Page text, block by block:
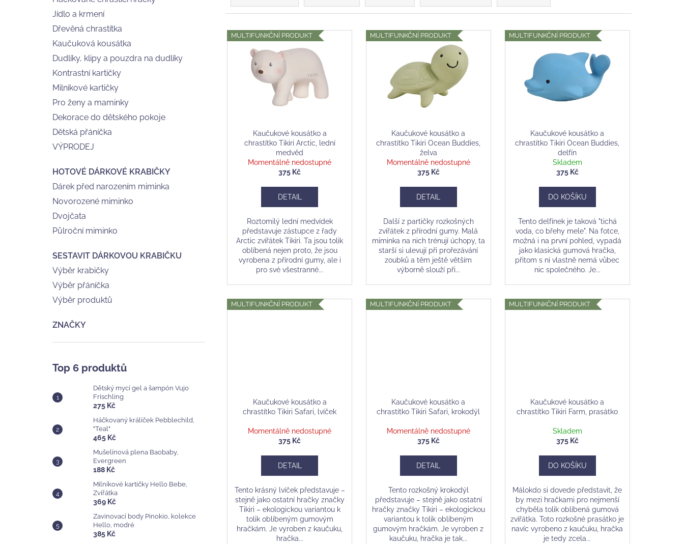
Jídlo a krmení
Dřevěná chrastítka
Kaučuková kousátka
Dudlíky, klipy a pouzdra na dudlíky
Kontrastní kartičky
Milníkové kartičky
Pro ženy a maminky
Dekorace do dětského pokoje
Dětská přáníčka
VÝPRODEJ
HOTOVÉ DÁRKOVÉ KRABIČKY
Dárek před narozením miminka
Novorozené miminko
Dvojčata
Půlroční miminko
SESTAVIT DÁRKOVOU KRABIČKU
Výběr krabičky
Výběr přáníčka
Výběr produktů
ZNAČKY
Top 6 produktů
Dětský mycí gel a šampón Vujo
Frischling
275 Kč
Háčkovaný králíček Pebblechild,
"Teal"
465 Kč
Mušelínová plena Baobaby,
Evergreen
188 Kč
Milníkové kartičky Hello Bebe,
Zvířátka
369 Kč
Zavinovací body Pinokio, kolekce
Hello, modré
385 Kč
z
n
V
ýMULTIFUNKČNÍ PRODUKT
Kaučukové kousátko a
chrastítko Tikiri Arctic, lední
medvěd
Momentálně nedostupné
375 Kč
DETAIL
Roztomilý lední medvídek
představuje zástupce z řady
Arctic zvířátek Tikiri. Ta jsou tolik
oblíbená nejen proto, že jsou
vyrobena z přírodní gumy, ale i
pro své všestranné...
MULTIFUNKČNÍ PRODUKT
Kaučukové kousátko a
chrastítko Tikiri Ocean Buddies,
želva
Momentálně nedostupné
375 Kč
DETAIL
Další z partičky rozkošných
zvířátek z přírodní gumy. Malá
miminka na nich trénují úchopy, ta
starší si ulevují při prořezávání
zoubků a těm ještě větším
výborně slouží při...
MULTIFUNKČNÍ PRODUKT
Kaučukové kousátko a
chrastítko Tikiri Ocean Buddies,
delfín
Skladem
375 Kč
DO KOŠÍKU
Tento delfínek je taková "tichá
voda, co břehy mele". Na fotce,
možná i na první pohled, vypadá
jako klasická gumová hračka,
přitom s ní vlastně nemá vůbec
nic společného. Je...
MULTIFUNKČNÍ PRODUKT
Kaučukové kousátko a
chrastítko Tikiri Safari, lvíček
Momentálně nedostupné
375 Kč
DETAIL
Tento krásný lvíček představuje –
stejně jako ostatní hračky značky
Tikiri – ekologickou variantou k
tolik oblíbeným gumovým
hračkám. Je vyroben z kaučuku,
hračka...
MULTIFUNKČNÍ PRODUKT
Kaučukové kousátko a
chrastítko Tikiri Safari, krokodýl
Momentálně nedostupné
375 Kč
DETAIL
Tento rozkošný krokodýl
představuje – stejně jako ostatní
hračky značky Tikiri – ekologickou
variantou k tolik oblíbeným
gumovým hračkám. Je vyroben z
kaučuku, hračka je tak...
MULTIFUNKČNÍ PRODUKT
Kaučukové kousátko a
chrastítko Tikiri Farm, prasátko
Skladem
375 Kč
DO KOŠÍKU
Málokdo si dovede představit, že
by mezi hračkami pro nejmenší
chyběla tolik oblíbená gumová
zvířátka. Toto rozkošné prasátko je
navíc vyrobeno z kaučuku, hračka
je tedy zcela...
275 Kč
465 Kč
188 Kč